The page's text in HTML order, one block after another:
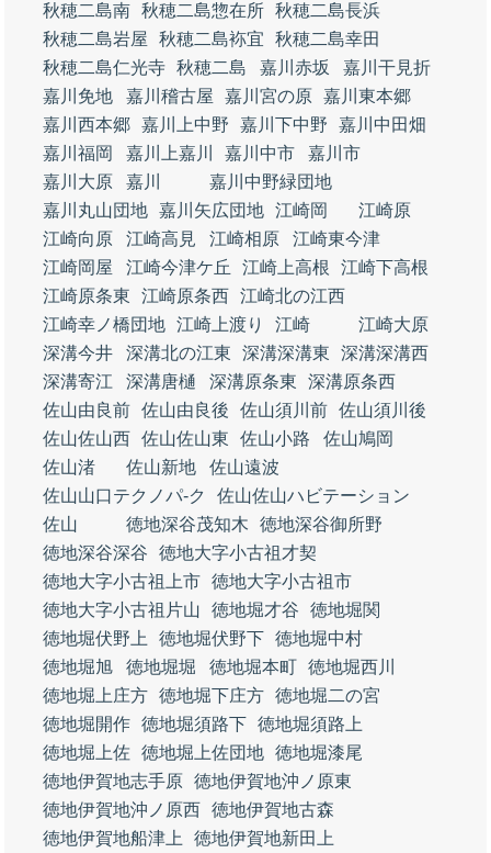
秋穂二島南 秋穂二島惣在所 秋穂二島長浜
秋穂二島岩屋
秋穂二島袮宜
秋穂二島幸田
秋穂二島仁光寺 秋穂二島 嘉川赤坂
嘉川干見折
嘉川免地
嘉川稽古屋 嘉川宮の原 嘉川東本郷
嘉川西本郷 嘉川上中野 嘉川下中野
嘉川中田畑
嘉川福岡
嘉川上嘉川 嘉川中市
嘉川市
嘉川大原
嘉川
嘉川中野緑団地
嘉川丸山団地 嘉川矢広団地 江崎岡
江崎原
江崎向原
江崎高見 江崎相原
江崎東今津
江崎岡屋
江崎今津ケ丘 江崎上高根
江崎下高根
江崎原条東
江崎原条西 江崎北の江西
江崎幸ノ橋団地 江崎上渡り 江崎
江崎大原
深溝今井
深溝北の江東 深溝深溝東
深溝深溝西
深溝寄江
深溝唐樋 深溝原条東
深溝原条西
佐山由良前 佐山由良後 佐山須川前 佐山須川後
佐山佐山西 佐山佐山東 佐山小路
佐山鳩岡
佐山渚
佐山新地
佐山遠波
佐山山口テクノパ‐ク
佐山佐山ハビテーション
佐山
徳地深谷茂知木
徳地深谷御所野
徳地深谷深谷
徳地大字小古祖才契
徳地大字小古祖上市 徳地大字小古祖市
徳地大字小古祖片山
徳地堀才谷
徳地堀関
徳地堀伏野上
徳地堀伏野下 徳地堀中村
徳地堀旭
徳地堀堀 徳地堀本町 徳地堀西川
徳地堀上庄方 徳地堀下庄方 徳地堀二の宮
徳地堀開作 徳地堀須路下 徳地堀須路上
徳地堀上佐 徳地堀上佐団地 徳地堀漆尾
徳地伊賀地志手原 徳地伊賀地沖ノ原東
徳地伊賀地沖ノ原西 徳地伊賀地古森
徳地伊賀地船津上
徳地伊賀地新田上